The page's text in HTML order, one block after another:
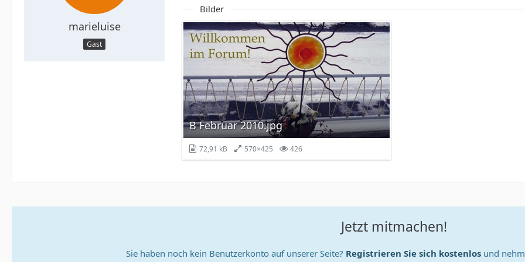
marieluise
Gast
Bilder
B Februar 2010.jpg
72,91 kB 570×425 426
Jetzt mitmachen!
Sie haben noch kein Benutzerkonto auf unserer Seite? Registrieren Sie sich kostenlos und